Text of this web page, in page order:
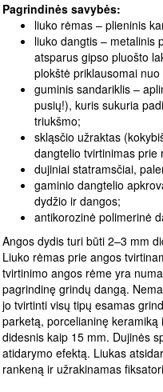
Pagrindinės savybės:
liuko rėmas – plieninis
liuko dangtis – metalinis
atsparus gipso pluošto
plokštė priklausomai
guminis sandariklis –
pusių!), kuris sukuria
triukšmo;
skląsčio užraktas
dangtelio tvirtinimas prie
dujiniai statramsčiai,
gaminio dangtelio
dydžio ir dangos;
antikorozinė polimerinė
Angos dydis turi būti 2–3 mm
Liuko rėmas prie angos
tvirtinimo angos rėme yra
pagrindinę grindų dangą.
jo tvirtinti visų tipų esamas
parketą, porcelianinę
didesnis kaip 15 mm. Dujinės
atidarymo efektą. Liukas
rankeną ir užrakinamas